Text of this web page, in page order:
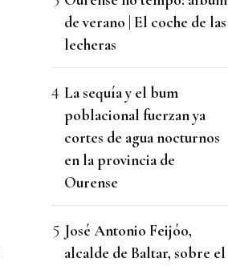
de verano | El coche de las
lecheras
La sequía y el bum
poblacional fuerzan ya
cortes de agua nocturnos
en la provincia de
Ourense
José Antonio Feijóo,
alcalde de Baltar, sobre el